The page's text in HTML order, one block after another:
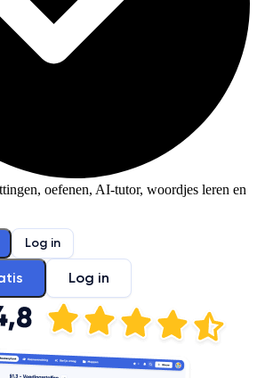
oefenen, AI-tutor, woordjes leren en
Log in
Log in